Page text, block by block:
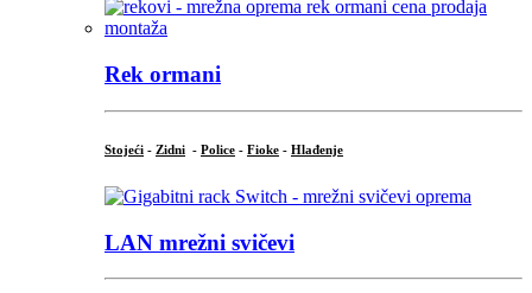
Rek ormani
Stojeći - Zidni - Police - Fioke - Hlađenje
LAN mrežni svičevi